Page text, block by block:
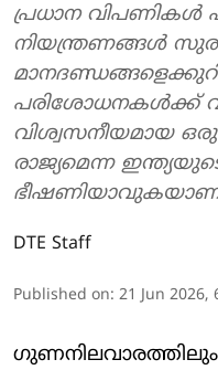
പ്രധാന വിപണികൾ
നിയന്ത്രണങ്ങൾ
പരിശോധനകൾക്ക്
വിശ്വസനീയമായ
രാജ്യമെന്ന
DTE Staff
Published on: 21 Jun 2026,